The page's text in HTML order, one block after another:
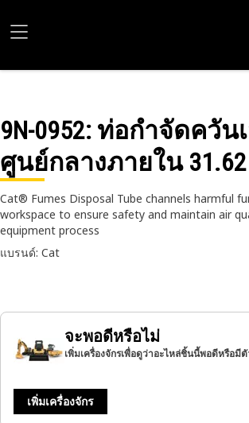
9N-0952: ท่อกําจัดควัน
ศูนย์กลางภายใน
Cat® Fumes Disposal Tube channels harmful
workspace to ensure safety and maintain air
equipment process
แบรนด์: Cat
จะพอดีหรือไม่
เพิ่มเครื่องจักรเพื่อดูว่าอะไหล่ชิ้นนี้พอดีหรือมี
เพิ่มเครื่องจักร